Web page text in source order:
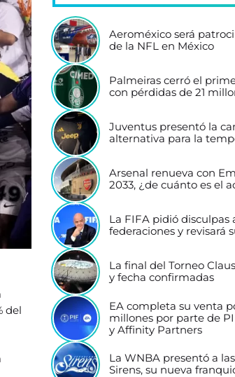
del
Aeroméxico será
de la NFL en México
Palmeiras cerró el
con pérdidas de 21
Juventus presentó la
alternativa para la
Arsenal renueva con
2033, ¿de cuánto es el
La FIFA pidió disculpas
federaciones y revisará
La final del Torneo
y fecha confirmadas
EA completa su venta
millones por parte de
y Affinity Partners
La WNBA presentó a
Sirens, su nueva